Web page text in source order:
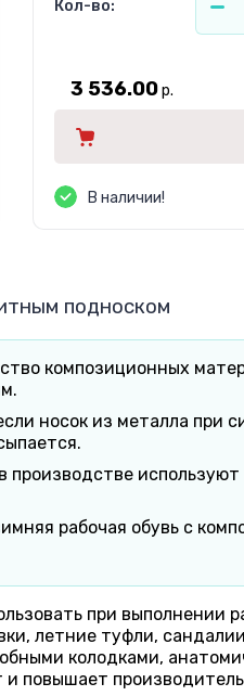
Кол-во:
3 536.00р.
В наличии!
подноском
композиционных
носок из металла при
производстве
рабочая обувь с
при выполнении
летние туфли,
колодками,
повышает